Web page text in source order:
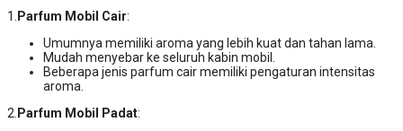
1. Parfum Mobil Cair:
Umumnya memiliki aroma yang lebih kuat dan tahan lama.
Mudah menyebar ke seluruh kabin mobil.
Beberapa jenis parfum cair memiliki pengaturan intensitas
aroma.
2. Parfum Mobil Padat: